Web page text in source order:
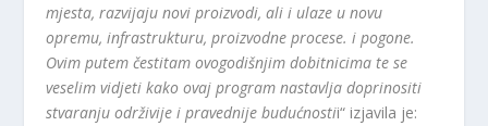
mjesta, razvijaju novi proizvodi, ali i ulaze u novu
opremu, infrastrukturu, proizvodne procese. i pogone.
Ovim putem čestitam ovogodišnjim dobitnicima te se
veselim vidjeti kako ovaj program nastavlja doprinositi
stvaranju održivije i pravednije budućnostii“ izjavila je: